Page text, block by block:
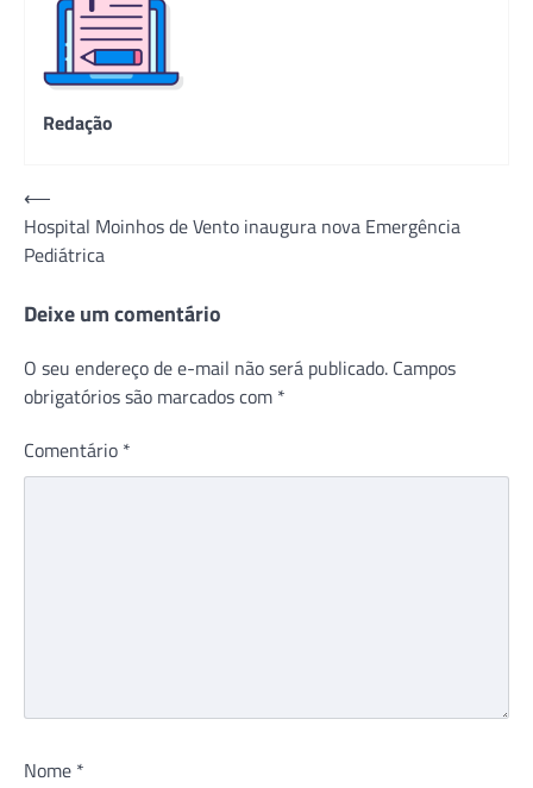
Redação
Navegação
de
Post
⟵
Hospital Moinhos de Vento inaugura nova Emergência
Pediátrica
Deixe um comentário
O seu endereço de e-mail não será publicado. Campos
obrigatórios são marcados com *
Comentário *
Nome *